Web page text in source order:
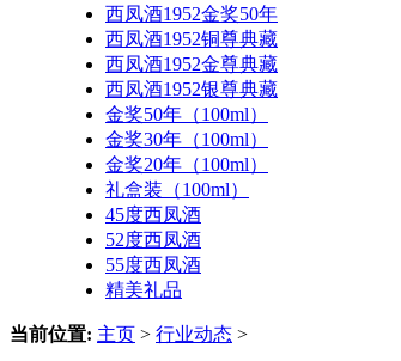
西凤酒1952金奖50年
西凤酒1952铜尊典藏
西凤酒1952金尊典藏
西凤酒1952银尊典藏
金奖50年（100ml）
金奖30年（100ml）
金奖20年（100ml）
礼盒装（100ml）
45度西凤酒
52度西凤酒
55度西凤酒
精美礼品
当前位置: 主页 > 行业动态 >